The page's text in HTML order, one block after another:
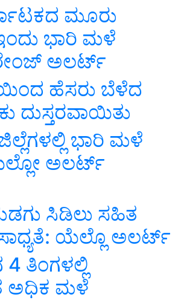
ಮೂರು
ಭಾರಿ ಮಳೆ
ಅಲರ್ಟ್
ಹೆಸರು ಬೆಳೆದ
ದುಸ್ತರವಾಯಿತು
ಭಾರಿ ಮಳೆ
ಅಲರ್ಟ್
ಸಿಡಿಲು ಸಹಿತ
ಯೆಲ್ಲೊ ಅಲರ್ಟ್
ತಿಂಗಳಲ್ಲಿ
ಅಧಿಕ ಮಳೆ